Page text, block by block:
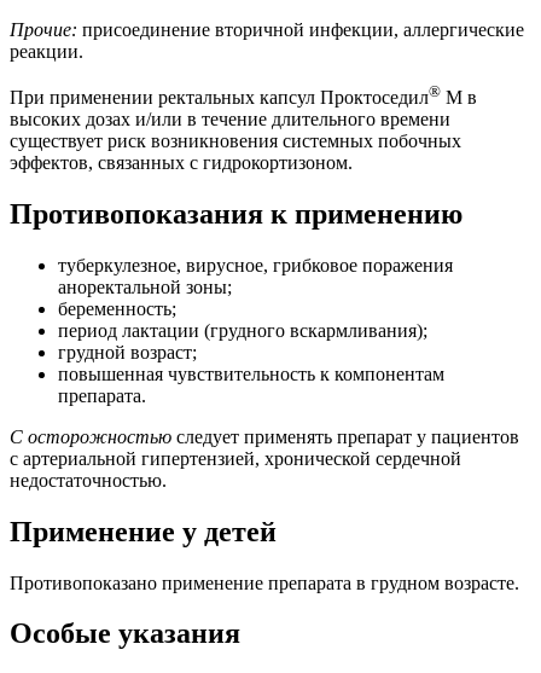
Прочие: присоединение вторичной инфекции, аллергические
реакции.
При применении ректальных капсул Проктоседил® М в
высоких дозах и/или в течение длительного времени
существует риск возникновения системных побочных
эффектов, связанных с гидрокортизоном.
Противопоказания к применению
туберкулезное, вирусное, грибковое поражения
аноректальной зоны;
беременность;
период лактации (грудного вскармливания);
грудной возраст;
повышенная чувствительность к компонентам
препарата.
С осторожностью следует применять препарат у пациентов
с артериальной гипертензией, хронической сердечной
недостаточностью.
Применение у детей
Противопоказано применение препарата в грудном возрасте.
Особые указания